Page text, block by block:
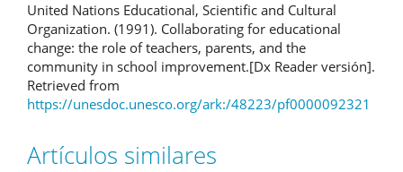
United Nations Educational, Scientific and Cultural
Organization. (1991). Collaborating for educational
change: the role of teachers, parents, and the
community in school improvement.[Dx Reader versión].
Retrieved from
https://unesdoc.unesco.org/ark:/48223/pf0000092321
Artículos similares